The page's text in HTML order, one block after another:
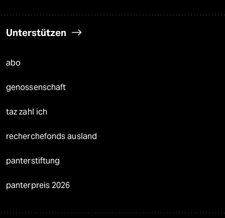
Unterstützen
abo
genossenschaft
taz zahl ich
recherchefonds ausland
panterstiftung
panterpreis 2026